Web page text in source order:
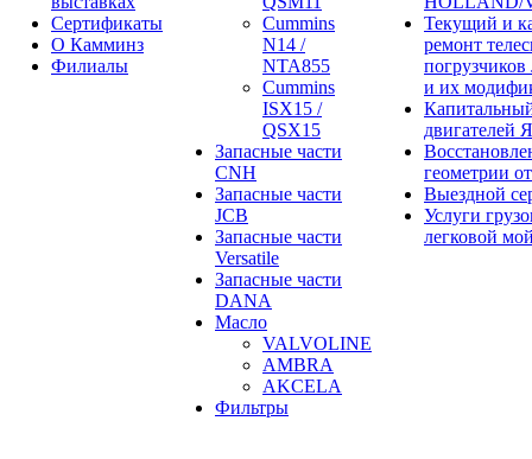
Сертификаты
О Камминз
Филиалы
Cummins
N14 /
NTA855
Cummins
ISX15 /
QSX15
Запасные части
CNH
Запасные части
JCB
Запасные части
Versatile
Запасные части
DANA
Масло
VALVOLINE
AMBRA
AKCELA
Фильтры
Текущий и
ремонт
и их
двигателей
геометрии
Выездной
Услуги
легковой